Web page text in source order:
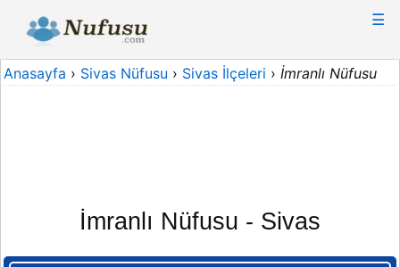
☰
Anasayfa › Sivas Nüfusu › Sivas İlçeleri › İmranlı Nüfusu
İmranlı Nüfusu - Sivas